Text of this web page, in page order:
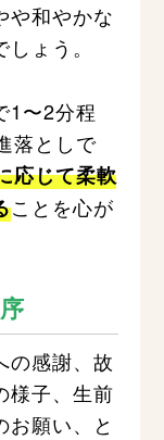
や和やかな
ょう。
1〜2分程
落としで
応じて柔軟
ことを心が
の感謝、故
様子、生前
お願い、と